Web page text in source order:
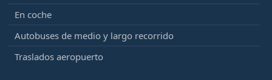
En coche
Autobuses de medio y largo recorrido
Traslados aeropuerto